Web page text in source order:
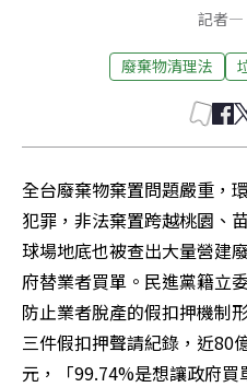
記者—
廢棄物清理法
全台廢棄物棄置問題嚴重，
犯罪，非法棄置跨越桃園、
球場地底也被查出大量營建
府替業者買單。民進黨籍立
防止業者脫產的假扣押機制
三件假扣押聲請紀錄，近80
元，「99.74%是想讓政府買